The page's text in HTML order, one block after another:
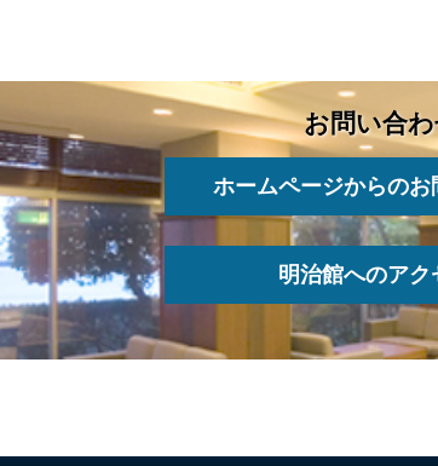
お問い合
ホームページからのお
明治館へのアク